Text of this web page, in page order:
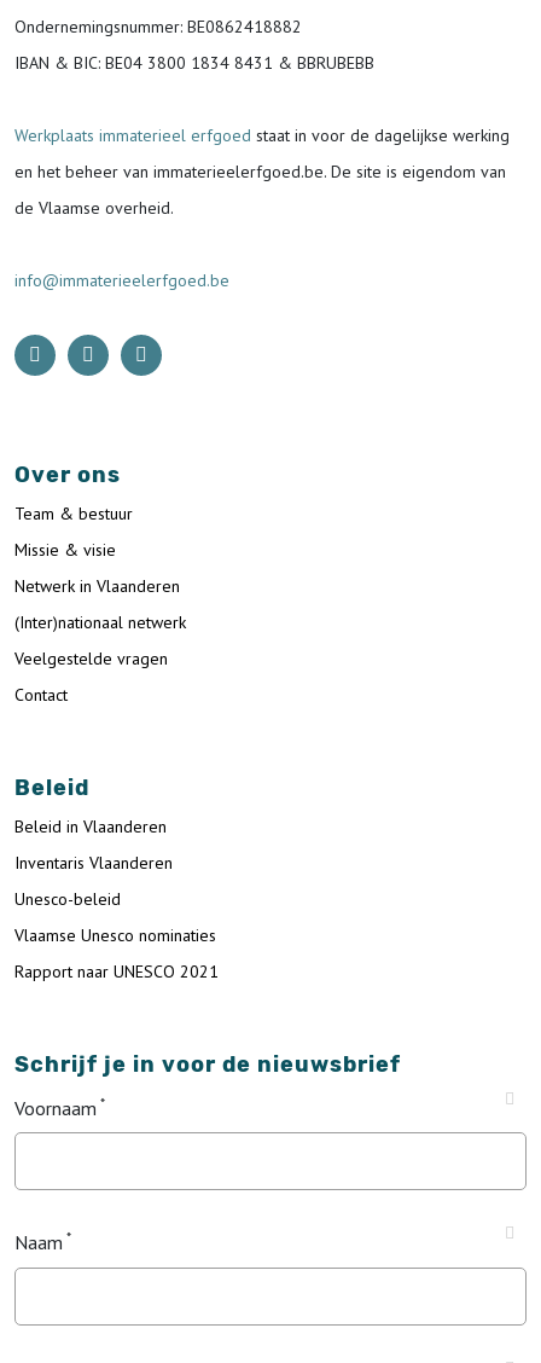
Ondernemingsnummer: BE0862418882
IBAN & BIC: BE04 3800 1834 8431 & BBRUBEBB
Werkplaats immaterieel erfgoed staat in voor de dagelijkse werking
en het beheer van immaterieelerfgoed.be. De site is eigendom van
de Vlaamse overheid.
info@immaterieelerfgoed.be
Over ons
Team & bestuur
Missie & visie
Netwerk in Vlaanderen
(Inter)nationaal netwerk
Veelgestelde vragen
Contact
Beleid
Beleid in Vlaanderen
Inventaris Vlaanderen
Unesco-beleid
Vlaamse Unesco nominaties
Rapport naar UNESCO 2021
Schrijf je in voor de nieuwsbrief
Voornaam
Naam